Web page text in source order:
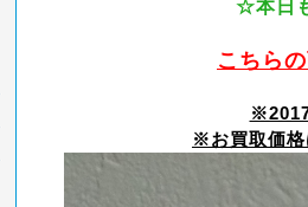
☆本日
こちら
※お買取価格